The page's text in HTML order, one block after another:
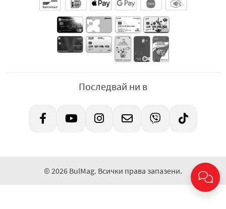
Последвай ни в
© 2026 BulMag. Всички права запазени.